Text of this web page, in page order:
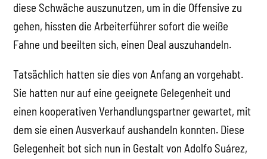
diese Schwäche auszunutzen, um in die Offensive zu
gehen, hissten die Arbeiterführer sofort die weiße
Fahne und beeilten sich, einen Deal auszuhandeln.
Tatsächlich hatten sie dies von Anfang an vorgehabt.
Sie hatten nur auf eine geeignete Gelegenheit und
einen kooperativen Verhandlungspartner gewartet, mit
dem sie einen Ausverkauf aushandeln konnten. Diese
Gelegenheit bot sich nun in Gestalt von Adolfo Suárez,